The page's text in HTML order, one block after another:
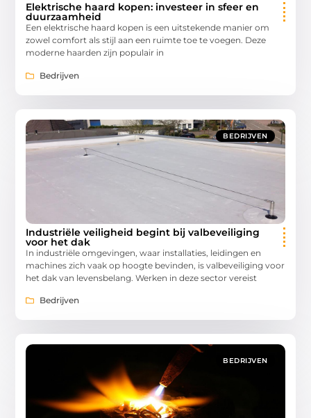
Elektrische haard kopen: investeer in sfeer en
duurzaamheid
Een elektrische haard kopen is een uitstekende manier om
zowel comfort als stijl aan een ruimte toe te voegen. Deze
moderne haarden zijn populair in
Bedrijven
BEDRIJVEN
Industriële veiligheid begint bij valbeveiliging
voor het dak
In industriële omgevingen, waar installaties, leidingen en
machines zich vaak op hoogte bevinden, is valbeveiliging voor
het dak van levensbelang. Werken in deze sector vereist
Bedrijven
BEDRIJVEN